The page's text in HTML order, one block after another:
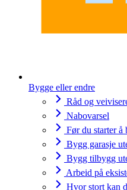
Bygge eller endre
Råd og
Nabovarsel
Før du starter å
Bygg garasje
Bygg tilbygg
Arbeid på
Hvor stort kan